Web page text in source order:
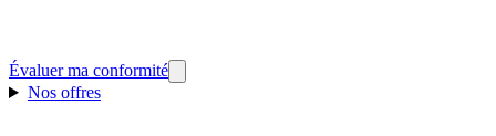
Évaluer ma conformité
Nos offres